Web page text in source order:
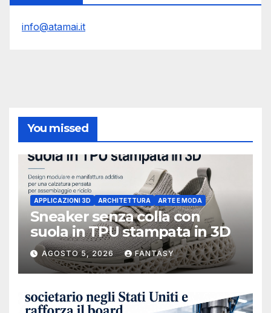
info@atamai.it
You missed
APPLICAZIONI 3D ARCHITETTURA ARTE E MODA
Sneaker senza colla con
suola in TPU stampata in 3D
AGOSTO 5, 2026 FANTASY